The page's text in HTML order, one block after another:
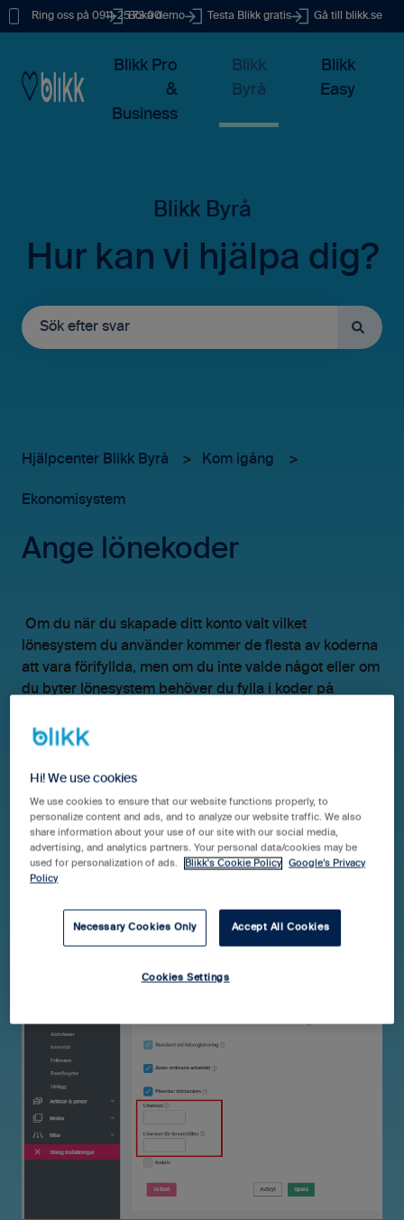
Ring oss på 0911-25 73 00
Boka demo Testa Blikk gratis Gå till blikk.se
Blikk Pro
&
Business
Blikk
Byrå
Blikk
Easy
Hur kan vi hjälpa dig?
Hjälpcenter Blikk Byrå Kom igång
Ekonomisystem
Ange lönekoder
Om du när du skapade ditt konto valt vilket
lönesystem du använder kommer de flesta av koderna
att vara förifyllda, men om du inte valde något eller om
du byter lönesystem behöver du fylla i koder på
1. Administrera > Tid & Kvitton > Tidkoder
Hi! We use cookies
We use cookies to ensure that our website functions properly, to
personalize content and ads, and to analyze our website traffic. We also
share information about your use of our site with our social media,
advertising, and analytics partners. Your personal data/cookies may be
used for personalization of ads.
Blikk's Cookie Policy
Google’s Privacy
Policy
Necessary Cookies Only Accept All Cookies
Cookies Settings